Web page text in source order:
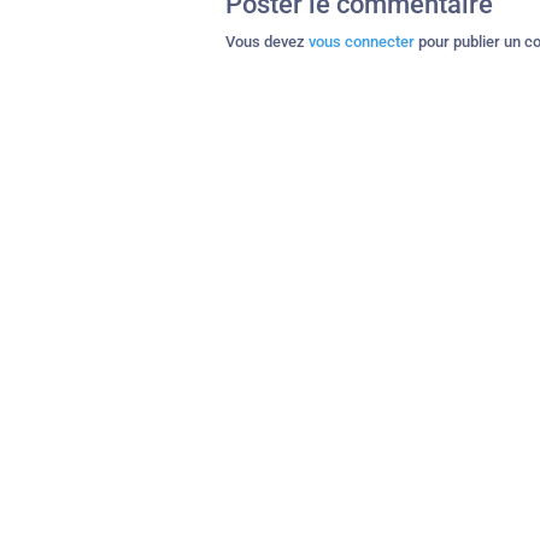
Vous devez vous connecter pour publier un